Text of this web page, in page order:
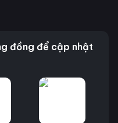
đồng để cập nhật